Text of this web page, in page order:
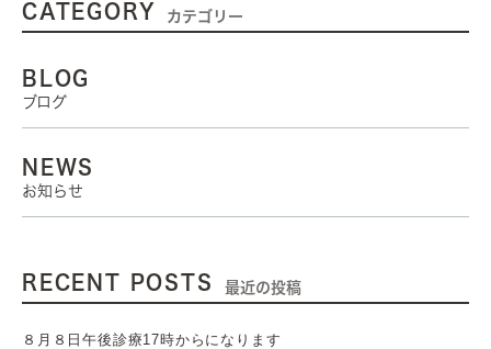
CATEGORY カテゴリー
BLOG
ブログ
NEWS
お知らせ
RECENT POSTS 最近の投稿
８月８日午後診療17時からになります